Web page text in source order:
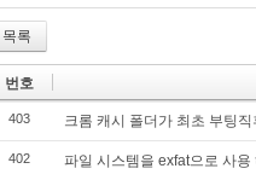
목록
번호
403 크롬 캐시 폴더가 최초 부팅
402 파일 시스템을 exfat으로 사